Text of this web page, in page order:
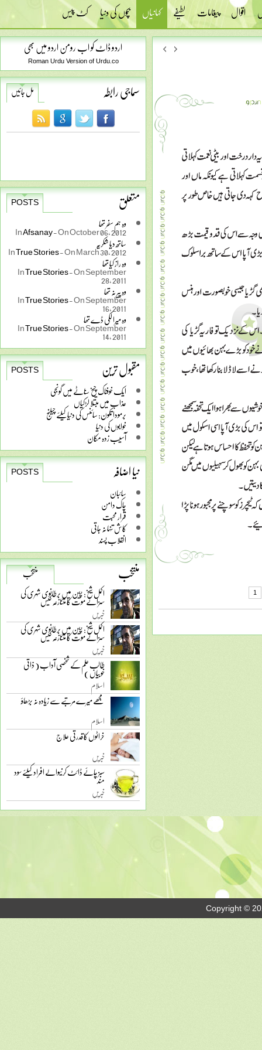
اقوال پیغامات لطیفے کہانیاں بچوں کی دنیا کٹ پیس
اردو ڈاٹ کو اب رومن اردو میں بھی
Roman Urdu Version of Urdu.co
سماجی رابطہ مل جائیں
متعلق
POSTS
وہ ہم سفر تھا
InAfsanay-On October 06, 2012
ساتھ دیا شکریہ InTrue Stories-On March 30, 2012
وہ راز کیا تھا InTrue Stories-On September
28, 2011
وہ پیر نہ تھا InTrue Stories-On September
16, 2011
وہ میرا لکی ڈے تھا InTrue Stories-On September
14, 2011
مقبول ترین
POSTS
ایک خوفناک چیخ سناٹے میں گونجی
عذاب میں مبتلا لڑکیاں
برمودا تکون: سائنس کی دنیا کیلئے چیلنج
خوابوں کی دنیا
آسیب زدہ مکان
نیا اضافہ
POSTS
سائبان
چاک دامن
قرار محبت
کاش تنہا نہ جاتی
انقلاب پسند
منتخب
منتخب
اکمل شیخ: چین میں برطانوی شہری کی
سزائے موت کا متنازعہ کیس
خبریں
اکمل شیخ: چین میں برطانوی شہری کی
سزائے موت کا متنازعہ کیس
خبریں
طالب علم کے شخصی آداب ( ذاتی
خوبیاں )
اسلام
مجھے میرے مرتبے سے زیادہ نہ بڑھاؤ
اسلام
خراٹوں کا قدرتی علاج
خبریں
سبز چائے ڈائٹ کرنیوالے افراد کیلئے سود
مند
خبریں
1
Copyright ©